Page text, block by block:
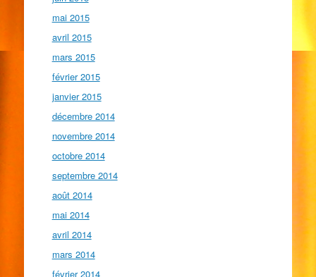
mai 2015
avril 2015
mars 2015
février 2015
janvier 2015
décembre 2014
novembre 2014
octobre 2014
septembre 2014
août 2014
mai 2014
avril 2014
mars 2014
février 2014